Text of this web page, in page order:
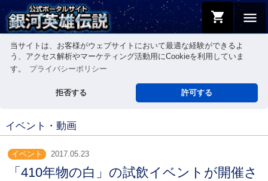
当サイトは、お客様がウェブサイトにおいて最適な経験ができるよ
う、アクセス解析やマーケティング活動用にCookieを利用していま
す。
プライバシーポリシー
拒否する 許可する
menu
shopping_cart
イベント・動画
イベント 2017.05.23
「410年物の白」の試飲イベントが開催さ